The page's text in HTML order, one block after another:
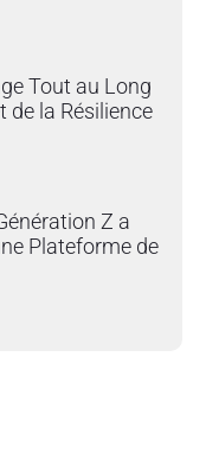
Tout au Long
de la Résilience
Z a
Plateforme de